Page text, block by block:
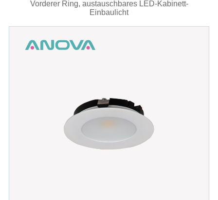
Vorderer Ring, austauschbares LED-Kabinett-
Einbaulicht